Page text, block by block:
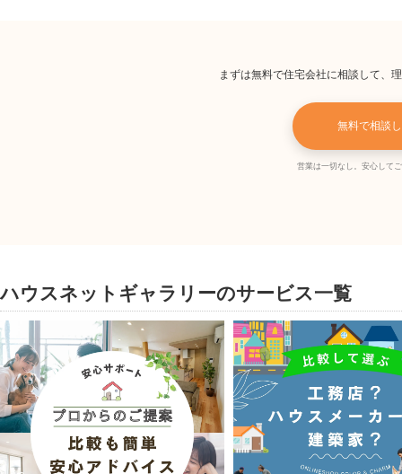
まずは無料で住宅会社に相談して、
無料で相談
営業は一切なし。安心して
ハウスネットギャラリーのサービス一覧